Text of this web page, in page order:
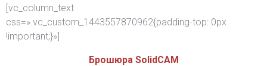
[vc_column_text
css=».vc_custom_1443557870962{padding-top: 0px
!important;}»]
Брошюра SolidCAM